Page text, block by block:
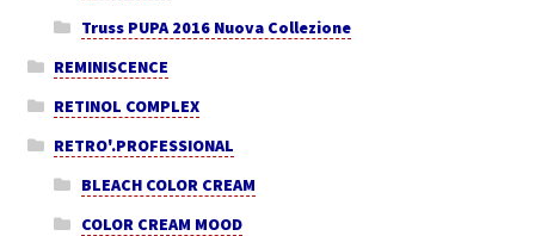
Truss PUPA 2016 Nuova Collezione
REMINISCENCE
RETINOL COMPLEX
RETRO'.PROFESSIONAL
BLEACH COLOR CREAM
COLOR CREAM MOOD